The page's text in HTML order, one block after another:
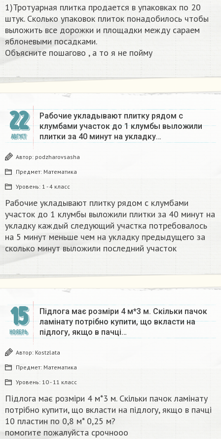
1)Тротуарная плитка продается в упаковках по 20
штук. Сколько упаковок плиток понадобилось чтобы
выложить все дорожки и площадки между сараем
яблоневыми посадками.
Объясните пошагово , а то я не пойму​
22
АВГУСТ
Рабочие укладывают плитку рядом с
клумбами участок до 1 клумбы выложили
плитки за 40 минут на укладку…
Автор: podzharovsasha
Предмет: Математика
Уровень: 1 - 4 класс
Рабочие укладывают плитку рядом с клумбами
участок до 1 клумбы выложили плитки за 40 минут на
укладку каждый следующий участка потребовалось
на 5 минут меньше чем на укладку предыдущего за
сколько минут выложили последний участок
15
НОЯБРЬ
Підлога має розміри 4 м*3 м. Скільки пачок
ламінату потрібно купити, що вкласти на
підлогу, якщо в пачці…
Автор: Kostzlata
Предмет: Математика
Уровень: 10 - 11 класс
Підлога має розміри 4 м*3 м. Скільки пачок ламінату
потрібно купити, що вкласти на підлогу, якщо в пачці
10 пластин по 0,8 м* 0,25 м?
помогите пожалуйста срочнооо​